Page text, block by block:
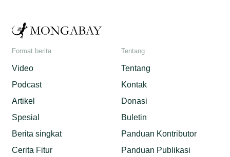
Format berita
Video
Podcast
Artikel
Spesial
Berita singkat
Cerita Fitur
Tentang
Tentang
Kontak
Donasi
Buletin
Panduan Kontributor
Panduan Publikasi